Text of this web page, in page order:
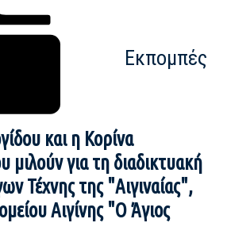
Εκπομπές
και η Κορίνα
για τη διαδικτυακή
Τέχνης της "Αιγιναίας",
Αιγίνης "Ο Άγιος